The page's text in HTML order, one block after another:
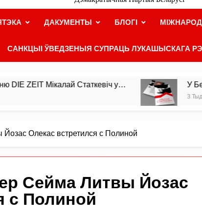
ДАКУМЕНТЫ БЛОГІ
САНКЦЫІ ЎВЕДЗЕНЫЯ СУПРАЦЬ ЛУКАШЫСКАГА
Мікалай Статкевіч у… У Беластоку
3 Тыдні Ago
Олекас встретился с Полиной
Сейма Литвы Йозас
с Полиной